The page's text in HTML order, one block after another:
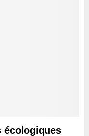
écologiques